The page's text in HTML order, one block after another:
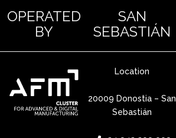
OPERATED
BY
SAN
SEBASTIÁN
Location
20009 Donostia – San
Sebastián